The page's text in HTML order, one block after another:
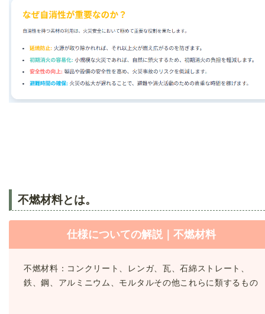
不燃材料とは。
仕様についての解説｜不燃材料
不燃材料：コンクリート、レンガ、瓦、石綿ストレート、
鉄、鋼、アルミニウム、モルタルその他これらに類するもの